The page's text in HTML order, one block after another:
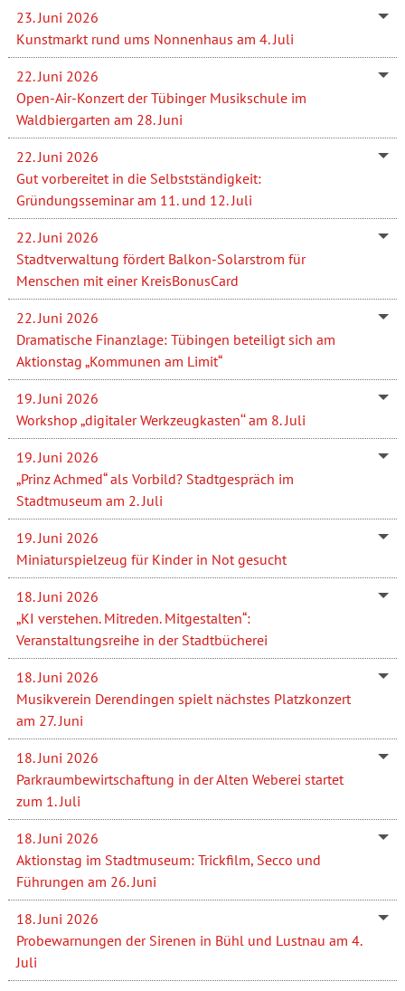
23. Juni 2026
Kunstmarkt rund ums Nonnenhaus am 4. Juli
22. Juni 2026
Open-Air-Konzert der Tübinger Musikschule im
Waldbiergarten am 28. Juni
22. Juni 2026
Gut vorbereitet in die Selbstständigkeit:
Gründungsseminar am 11. und 12. Juli
22. Juni 2026
Stadtverwaltung fördert Balkon-Solarstrom für
Menschen mit einer KreisBonusCard
22. Juni 2026
Dramatische Finanzlage: Tübingen beteiligt sich am
Aktionstag „Kommunen am Limit“
19. Juni 2026
Workshop „digitaler Werkzeugkasten‘‘ am 8. Juli
19. Juni 2026
„Prinz Achmed“ als Vorbild? Stadtgespräch im
Stadtmuseum am 2. Juli
19. Juni 2026
Miniaturspielzeug für Kinder in Not gesucht
18. Juni 2026
„KI verstehen. Mitreden. Mitgestalten“:
Veranstaltungsreihe in der Stadtbücherei
18. Juni 2026
Musikverein Derendingen spielt nächstes Platzkonzert
am 27. Juni
18. Juni 2026
Parkraumbewirtschaftung in der Alten Weberei startet
zum 1. Juli
18. Juni 2026
Aktionstag im Stadtmuseum: Trickfilm, Secco und
Führungen am 26. Juni
18. Juni 2026
Probewarnungen der Sirenen in Bühl und Lustnau am 4.
Juli